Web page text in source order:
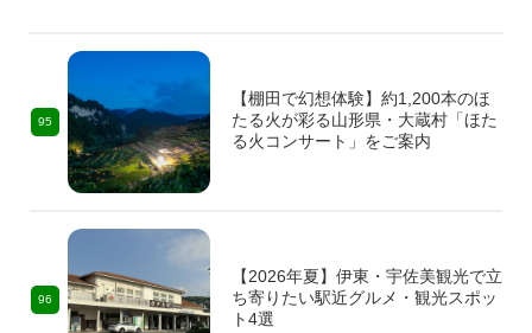
95
【棚田で幻想体験】約1,200本のほ
たる火が彩る山形県・大蔵村「ほた
る火コンサート」をご案内
96
【2026年夏】伊東・宇佐美観光で立
ち寄りたい駅近グルメ・観光スポッ
ト4選